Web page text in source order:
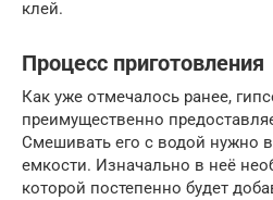
клей.
Процесс приготовления
Как уже отмечалось ранее,
преимущественно
Смешивать его с водой нужно
емкости. Изначально в неё
которой постепенно будет